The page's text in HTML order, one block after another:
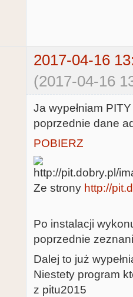
1    Środzie
1    Tychach
2
1
1
2
1
1
1
1
2    Wrześni
1    Zielonej
Łącznie 63
2017-04-16
(2017-04-16
Ja wypełniam
poprzednie dane
POBIERZ
Ze strony http://
Po instalacji
poprzednie
Dalej to już
Niestety program
z pitu2015